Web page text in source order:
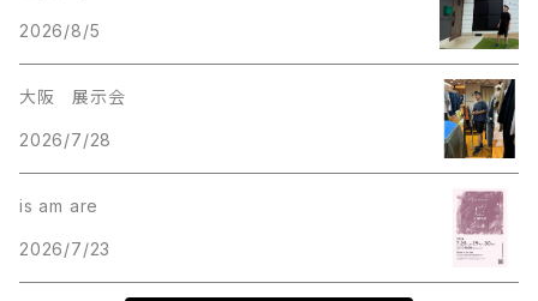
2026/8/5
大阪 展示会
2026/7/28
is am are
2026/7/23